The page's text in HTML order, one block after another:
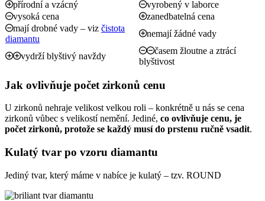
přírodní a vzácný
vyrobený v laborce
vysoká cena
zanedbatelná cena
mají drobné vady – viz čistota
diamantu
nemají žádné vady
vydrží blyštivý navždy
časem žloutne a ztrácí
blyštivost
Jak ovlivňuje počet zirkonů cenu
U zirkonů nehraje velikost velkou roli – konkrétně u nás se cena
zirkonů vůbec s velikostí nemění. Jediné, co ovlivňuje cenu, je
počet zirkonů, protože se každý musí do prstenu ručně vsadit.
Kulatý tvar po vzoru diamantu
Jediný tvar, který máme v nabíce je kulatý – tzv. ROUND